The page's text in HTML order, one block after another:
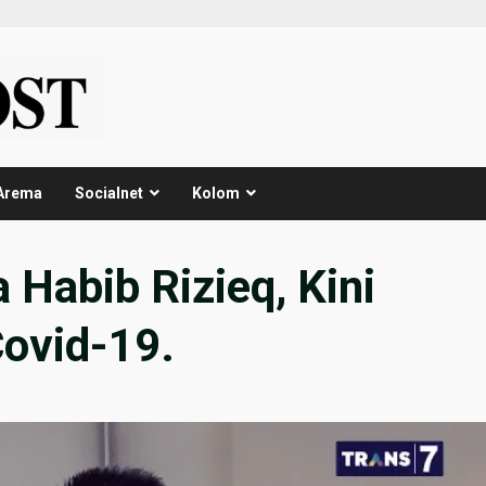
Socialnet Kolom
Habib Rizieq, Kini
19.